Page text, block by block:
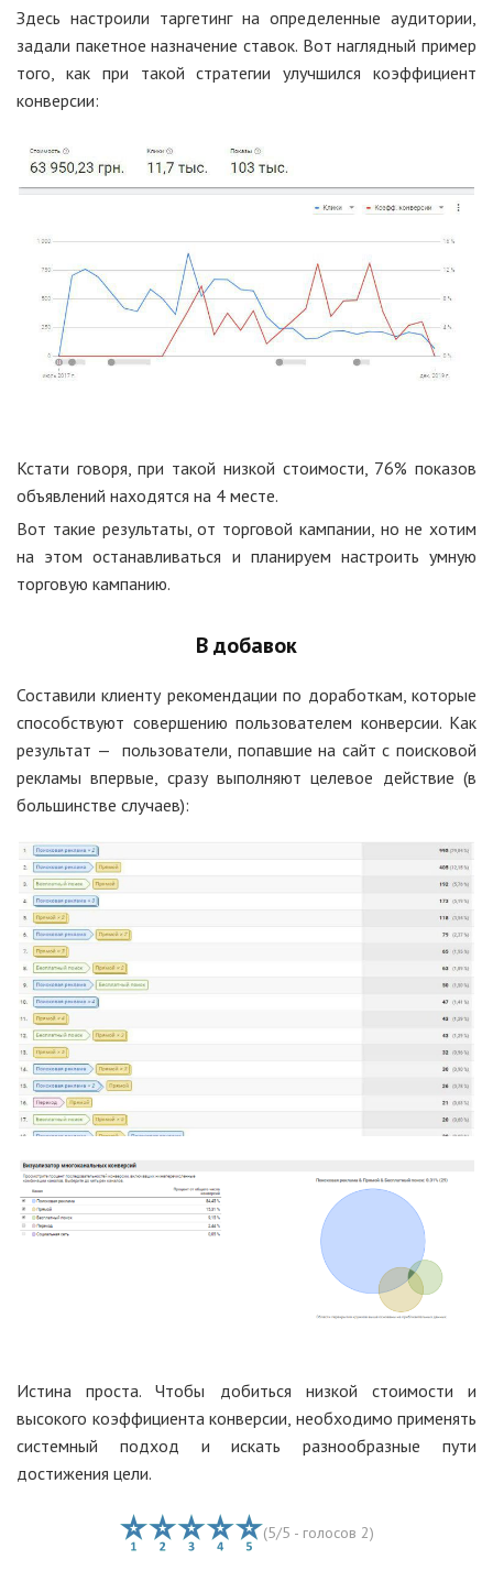
Здесь настроили таргетинг на определенные аудитории,
задали пакетное назначение ставок. Вот наглядный пример
того, как при такой стратегии улучшился коэффициент
конверсии:
Кстати говоря, при такой низкой стоимости, 76% показов
объявлений находятся на 4 месте.
Вот такие результаты, от торговой кампании, но не хотим
на этом останавливаться и планируем настроить умную
торговую кампанию.
В добавок
Составили клиенту рекомендации по доработкам, которые
способствуют совершению пользователем конверсии. Как
результат — пользователи, попавшие на сайт с поисковой
рекламы впервые, сразу выполняют целевое действие (в
большинстве случаев):
Истина проста. Чтобы добиться низкой стоимости и
высокого коэффициента конверсии, необходимо применять
системный подход и искать разнообразные пути
достижения цели.
(5/5 - голосов 2)